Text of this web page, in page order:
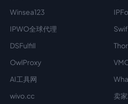
Winsea123
IPWO全球代理
DSFulfill
OwlProxy
AI工具网
wivo.cc
卖